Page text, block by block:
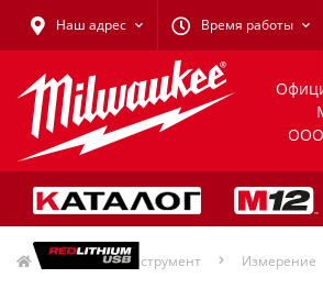
Наш адрес Время работы
ООО
Ручной инструмент Измерение